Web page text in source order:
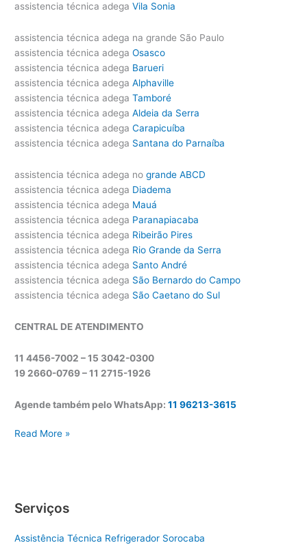
assistencia técnica adega Vila Sonia
assistencia técnica adega na grande São Paulo
assistencia técnica adega Osasco
assistencia técnica adega Barueri
assistencia técnica adega Alphaville
assistencia técnica adega Tamboré
assistencia técnica adega Aldeia da Serra
assistencia técnica adega Carapicuíba
assistencia técnica adega Santana do Parnaíba
assistencia técnica adega nogrande ABCD
assistencia técnica adega Diadema
assistencia técnica adega Mauá
assistencia técnica adega Paranapiacaba
assistencia técnica adega Ribeirão Pires
assistencia técnica adega Rio Grande da Serra
assistencia técnica adega Santo André
assistencia técnica adega São Bernardo do Campo
assistencia técnica adega São Caetano do Sul
CENTRAL DE ATENDIMENTO
11 4456-7002 – 15 3042-0300
19 2660-0769 –11 2715-1926
Agende também pelo WhatsApp:11 96213-3615
A
t
n
Read More »
Serviços
Assistência Técnica Refrigerador Sorocaba